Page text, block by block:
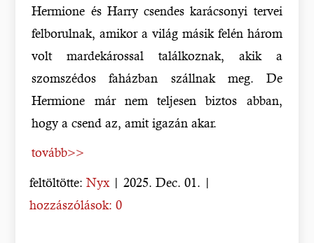
Hermione és Harry csendes karácsonyi tervei
felborulnak, amikor a világ másik felén három
volt mardekárossal találkoznak, akik a
szomszédos faházban szállnak meg. De
Hermione már nem teljesen biztos abban,
hogy a csend az, amit igazán akar.
tovább>>
feltöltötte:Nyx | 2025. Dec. 01. |
hozzászólások: 0